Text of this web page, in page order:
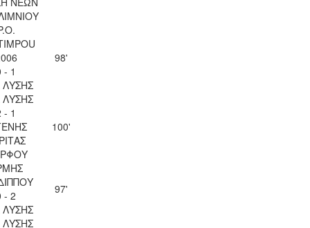
- 1
ΛΥΣΗΣ
98'
ΛΥΣΗΣ
- 1
100'
- 2
ΛΥΣΗΣ
97'
ΛΥΣΗΣ